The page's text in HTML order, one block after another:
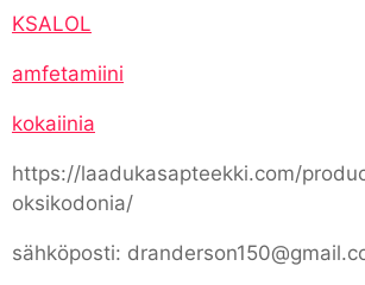
KSALOL
amfetamiini
kokaiinia
https://laadukasapteekki.com/
oksikodonia/
sähköposti: